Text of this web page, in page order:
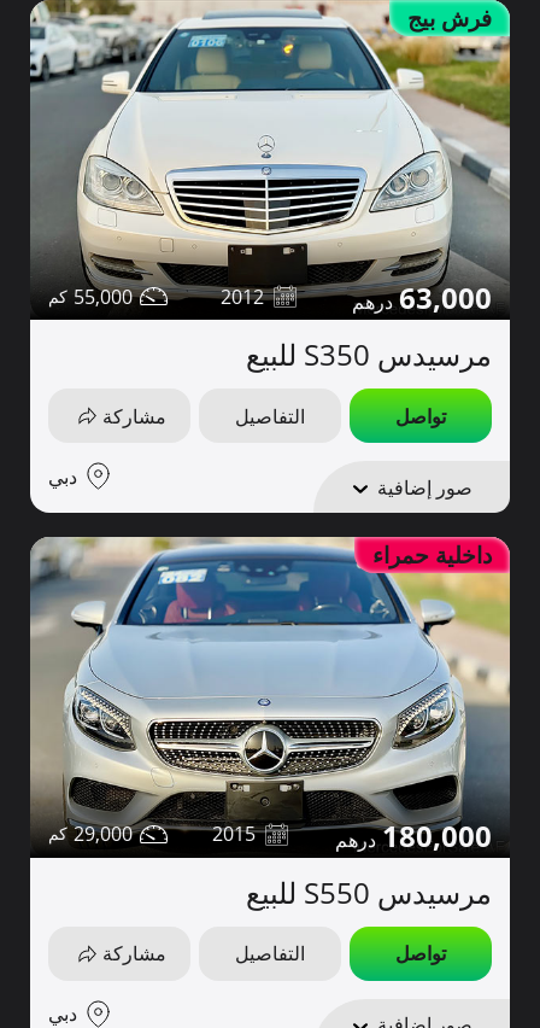
فرش بيج
63,000
2012
55,000
مرسيدس S350 للبيع
تواصل التفاصيل مشاركة
صور إضافية دبي
داخلية حمراء
180,000
2015
29,000
مرسيدس S550 للبيع
تواصل التفاصيل مشاركة
دبي